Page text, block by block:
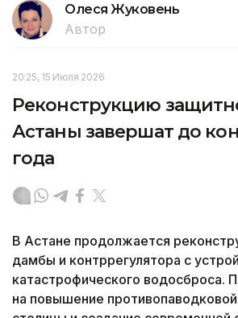
Олеся Жуковень
Автор
20:25, 15 Июля 2026
Реконструкцию
Астаны завершат до
года
В Астане продолжается
дамбы и контррегулятора с
катастрофического водосброса.
на повышение